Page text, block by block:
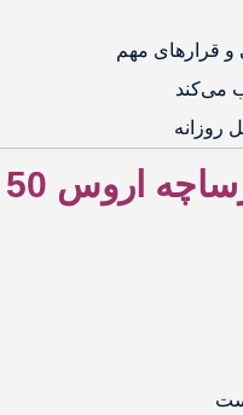
قرارهای مهم
می‌کند
ورساچه اروس 50